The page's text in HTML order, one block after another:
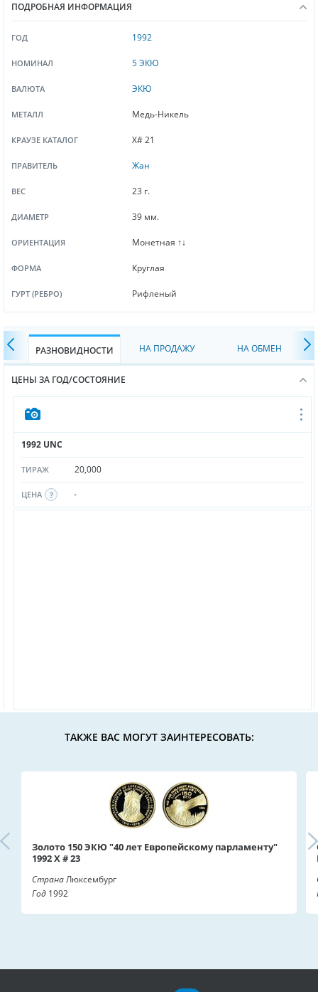
ПОДРОБНАЯ ИНФОРМАЦИЯ
ГОД 1992
НОМИНАЛ 5 ЭКЮ
ВАЛЮТА ЭКЮ
МЕТАЛЛ Медь-Никель
КРАУЗЕ КАТАЛОГ X# 21
ПРАВИТЕЛЬ Жан
ВЕС 23 г.
ДИАМЕТР 39 мм.
ОРИЕНТАЦИЯ Монетная ↑↓
ФОРМА Круглая
ГУРТ (РЕБРО) Рифленый
РАЗНОВИДНОСТИ НА ПРОДАЖУ НА ОБМЕН
ЦЕНЫ ЗА ГОД/СОСТОЯНИЕ
1992 UNC
ТИРАЖ 20,000
ЦЕНА -
ТАКЖЕ ВАС МОГУТ ЗАИНТЕРЕСОВАТЬ:
Золото 150 ЭКЮ "40 лет Европейскому парламенту"
1992 X # 23
СтранаЛюксембург
Год 1992